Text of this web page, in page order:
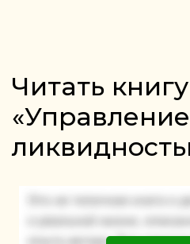
Читать книгу
«Управление